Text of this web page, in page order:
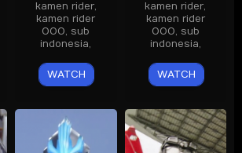
kamen rider,
kamen rider
OOO, sub
indonesia,
WATCH
kamen rider,
kamen rider
OOO, sub
indonesia,
WATCH